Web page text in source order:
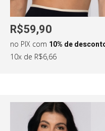
Medidas da
• Altura: 165cm
•Busto: 87cm
•
R$59,90
no PIX com 10% de
10x de R$6,66